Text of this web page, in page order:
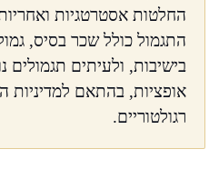
החלטות אסטרטגיות
התגמול כולל שכר בסיס,
בישיבות, ולעיתים תגמולים
אופציות, בהתאם למדיניות
רגולטוריים.